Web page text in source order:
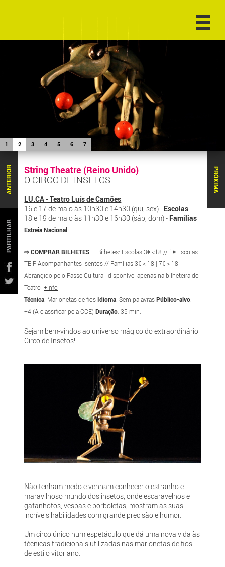
1 2 3 4 5 6 7
PRÓXIMA
ANTERIOR
PARTILHAR
String Theatre (Reino Unido)
O CIRCO DE INSETOS
LU.CA - Teatro Luís de Camões
16 e 17 de maio às 10h30 e 14h30 (qui, sex) - Escolas
18 e 19 de maio às 11h30 e 16h30 (sáb, dom) - Famílias
Estreia Nacional
⇨COMPRAR BILHETES
Bilhetes: Escolas 3€ <18 // 1€ Escolas
TEIP Acompanhantes isentos // Famílias 3€ < 18 | 7€ > 18
Abrangido pelo Passe Cultura - disponível apenas na bilheteira do
Teatro+info
Técnica: Marionetas de fios Idioma: Sem palavrasPúblico-alvo:
+4 (A classificar pela CCE)Duração: 35 min.
Sejam bem-vindos ao universo mágico do extraordinário
Circo de Insetos!
Não tenham medo e venham conhecer o estranho e
maravilhoso mundo dos insetos, onde escaravelhos e
gafanhotos, vespas e borboletas, mostram as suas
incríveis habilidades com grande precisão e humor.
Um circo único num espetáculo que dá uma nova vida às
técnicas tradicionais utilizadas nas marionetas de fios
de estilo vitoriano.